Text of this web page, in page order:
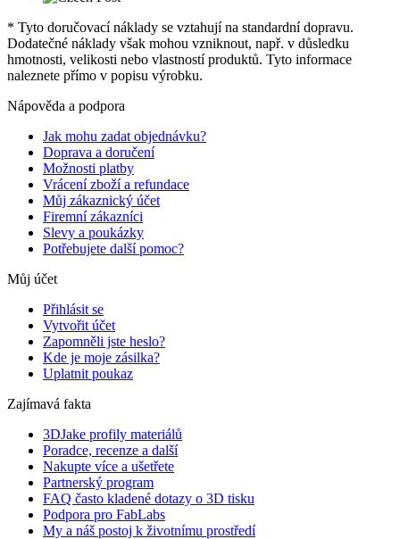
* Tyto doručovací náklady se vztahují na standardní dopravu.
Dodatečné náklady však mohou vzniknout, např. v důsledku
hmotnosti, velikosti nebo vlastností produktů. Tyto informace
naleznete přímo v popisu výrobku.
Nápověda a podpora
Jak mohu zadat objednávku?
Doprava a doručení
Možnosti platby
Vrácení zboží a refundace
Můj zákaznický účet
Firemní zákazníci
Slevy a poukázky
Potřebujete další pomoc?
Můj účet
Přihlásit se
Vytvořit účet
Zapomněli jste heslo?
Kde je moje zásilka?
Uplatnit poukaz
Zajímavá fakta
3DJake profily materiálů
Poradce, recenze a další
Nakupte více a ušetřete
Partnerský program
FAQ často kladené dotazy o 3D tisku
Podpora pro FabLabs
My a náš postoj k životnímu prostředí